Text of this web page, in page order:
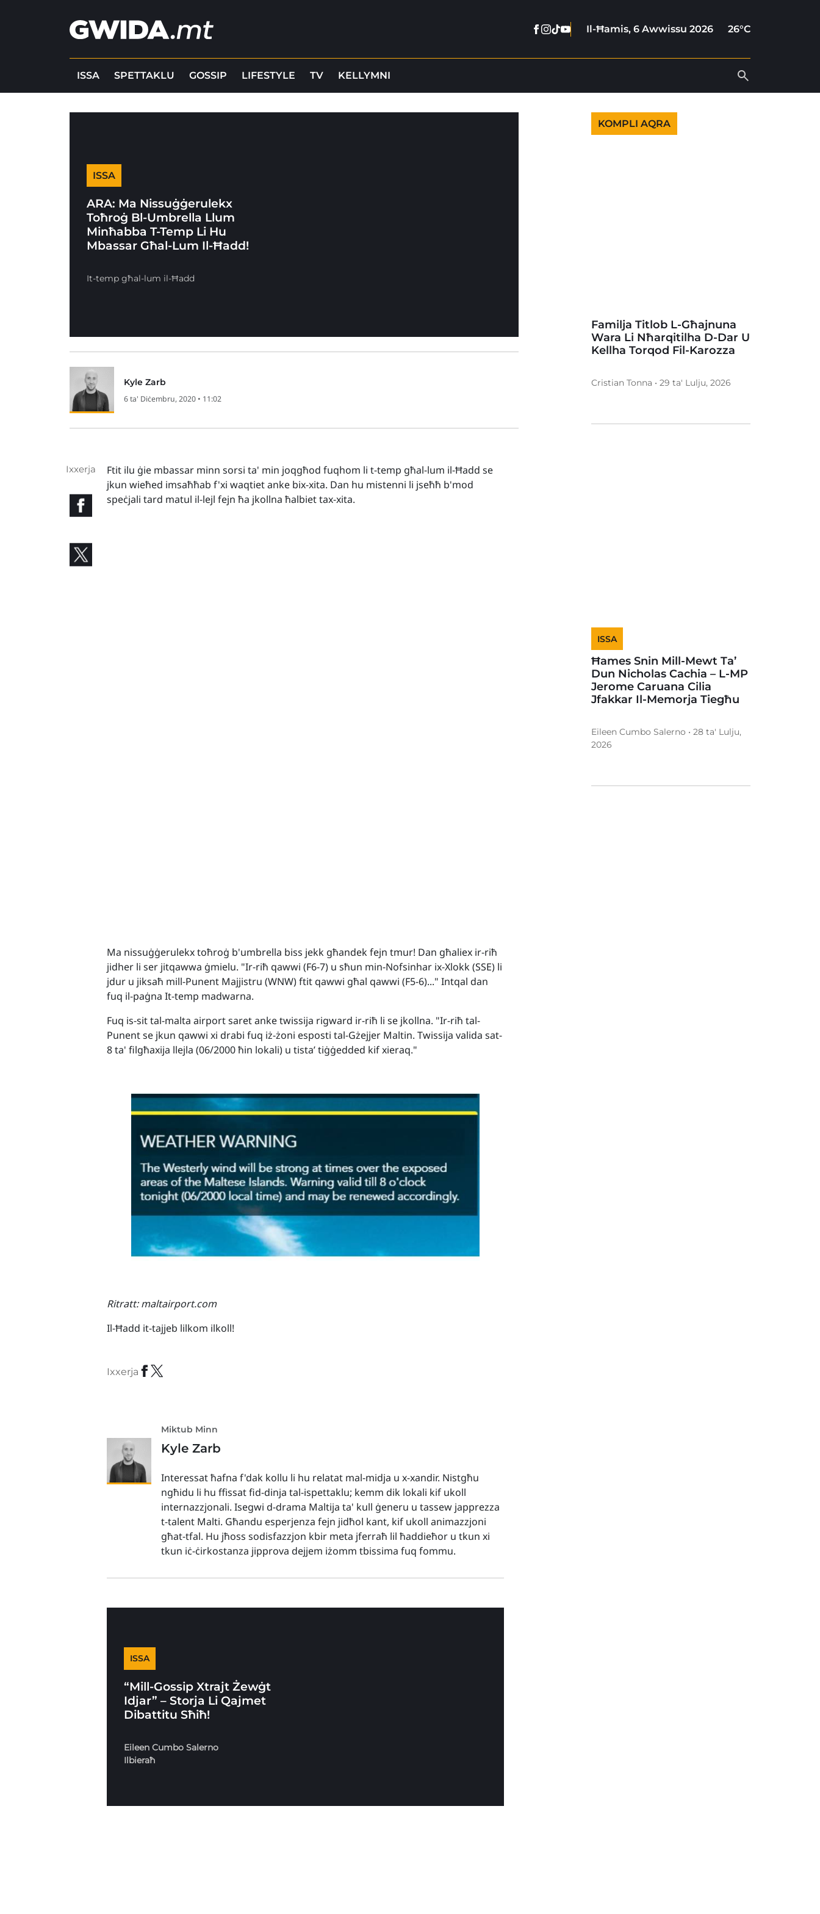
Facebook
Instagram
Tiktok
YoutubeIl-Ħamis, 6 Awwissu 2026 26°C
ISSA SPETTAKLU GOSSIP LIFESTYLE TV KELLYMNI
ISSA
ARA: Ma Nissuġġerulekx
Toħroġ Bl-Umbrella Llum
Minħabba T-Temp Li Hu
Mbassar Għal-Lum Il-Ħadd!
It-temp għal-lum il-Ħadd
Kyle Zarb
6 ta' Diċembru, 2020 • 11:02
Ixxerja
Ftit ilu ġie mbassar minn sorsi ta' min joqgħod fuqhom li t-temp għal-lum il-Ħadd se
jkun wieħed imsaħħab f'xi waqtiet anke bix-xita. Dan hu mistenni li jseħħ b'mod
speċjali tard matul il-lejl fejn ħa jkollna ħalbiet tax-xita.
Ma nissuġġerulekx toħroġ b'umbrella biss jekk għandek fejn tmur! Dan għaliex ir-riħ
jidher li ser jitqawwa ġmielu. "Ir-riħ qawwi (F6-7) u sħun min-Nofsinhar ix-Xlokk (SSE) li
jdur u jiksaħ mill-Punent Majjistru (WNW) ftit qawwi għal qawwi (F5-6)..." Intqal dan
fuq il-paġna It-temp madwarna.
Fuq is-sit tal-malta airport saret anke twissija rigward ir-riħ li se jkollna. "Ir-riħ tal-
Punent se jkun qawwi xi drabi fuq iż-żoni esposti tal-Gżejjer Maltin. Twissija valida sat-
8 ta' filgħaxija llejla (06/2000 ħin lokali) u tista’ tiġġedded kif xieraq."
Ritratt: maltairport.com
Il-Ħadd it-tajjeb lilkom ilkoll!
Ixxerja
Miktub Minn
Kyle Zarb
Interessat ħafna f'dak kollu li hu relatat mal-midja u x-xandir. Nistgħu
ngħidu li hu ffissat fid-dinja tal-ispettaklu; kemm dik lokali kif ukoll
internazzjonali. Isegwi d-drama Maltija ta' kull ġeneru u tassew japprezza
t-talent Malti. Għandu esperjenza fejn jidħol kant, kif ukoll animazzjoni
għat-tfal. Hu jħoss sodisfazzjon kbir meta jferraħ lil ħaddieħor u tkun xi
tkun iċ-ċirkostanza jipprova dejjem iżomm tbissima fuq fommu.
ISSA
“Mill-Gossip Xtrajt Żewġt
Idjar” – Storja Li Qajmet
Dibattitu Sħiħ!
Eileen Cumbo Salerno
Ilbieraħ
KOMPLI AQRA
Familja Titlob L-Għajnuna
Wara Li Nħarqitilha D-Dar U
Kellha Torqod Fil-Karozza
Cristian Tonna • 29 ta' Lulju, 2026
ISSA
Ħames Snin Mill-Mewt Ta’
Dun Nicholas Cachia – L-MP
Jerome Caruana Cilia
Jfakkar Il-Memorja Tiegħu
Eileen Cumbo Salerno • 28 ta' Lulju,
2026